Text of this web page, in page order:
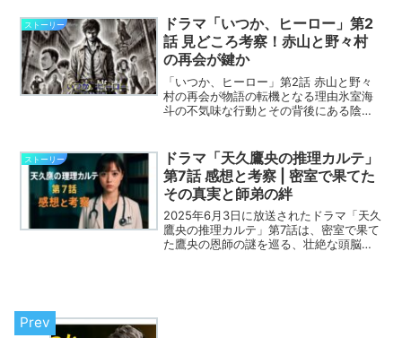
ストーリー
ドラマ「いつか、ヒーロー」第2
話 見どころ考察！赤山と野々村
の再会が鍵か
「いつか、ヒーロー」第2話 赤山と野々
村の再会が物語の転機となる理由氷室海
斗の不気味な行動とその背後にある陰謀
ストーリー
ドラマ「天久鷹央の推理カルテ」
第7話 感想と考察 | 密室で果てた
その真実と師弟の絆
2025年6月3日に放送されたドラマ「天久
鷹央の推理カルテ」第7話は、密室で果て
た鷹央の恩師の謎を巡る、壮絶な頭脳戦